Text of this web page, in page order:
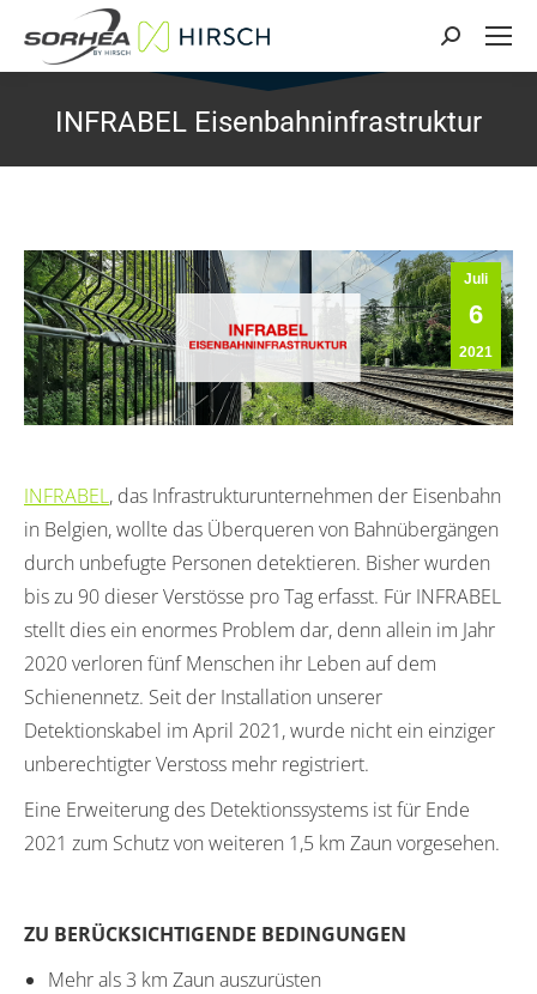
Search:
INFRABEL Eisenbahninfrastruktur
Juli
6
2021
INFRABEL, das Infrastrukturunternehmen der Eisenbahn
in Belgien, wollte das Überqueren von Bahnübergängen
durch unbefugte Personen detektieren. Bisher wurden
bis zu 90 dieser Verstösse pro Tag erfasst. Für INFRABEL
stellt dies ein enormes Problem dar, denn allein im Jahr
2020 verloren fünf Menschen ihr Leben auf dem
Schienennetz. Seit der Installation unserer
Detektionskabel im April 2021, wurde nicht ein einziger
unberechtigter Verstoss mehr registriert.
Eine Erweiterung des Detektionssystems ist für Ende
2021 zum Schutz von weiteren 1,5 km Zaun vorgesehen.
ZU BERÜCKSICHTIGENDE BEDINGUNGEN
Mehr als 3 km Zaun auszurüsten